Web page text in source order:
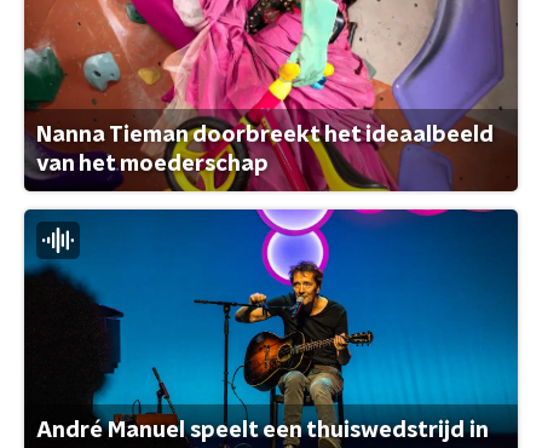
Nanna Tieman doorbreekt het ideaalbeeld
van het moederschap
André Manuel speelt een thuiswedstrijd in